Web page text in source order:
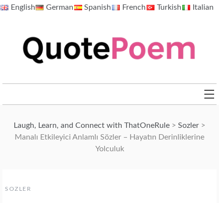
SkipEnglish German Spanish French Turkish Italian
Laugh, Learn, and Connect with ThatOneRule > Sozler >
Manalı Etkileyici Anlamlı Sözler – Hayatın Derinliklerine
Yolculuk
SOZLER